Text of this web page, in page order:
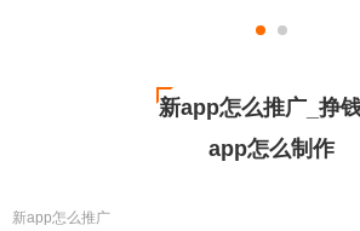
新app怎么推广_挣
app怎么制作
新app怎么推广